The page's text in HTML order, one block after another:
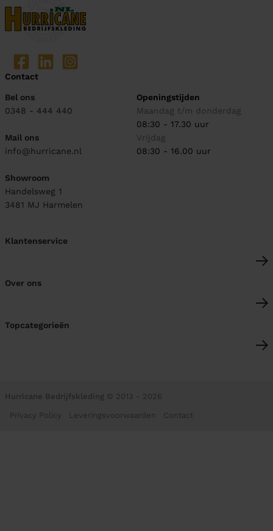
Contact
Bel ons
0348 - 444 440
Mail ons
info@hurricane.nl
Showroom
Handelsweg 1
3481 MJ Harmelen
Openingstijden
Maandag t/m donderdag
08:30 - 17.30 uur
Vrijdag
08:30 - 16.00 uur
Klantenservice
Over ons
Topcategorieën
Hurricane Bedrijfskleding © 2013 - 2026
Privacy Policy Leveringsvoorwaarden Contact